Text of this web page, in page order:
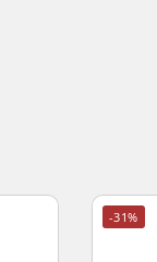
-31%